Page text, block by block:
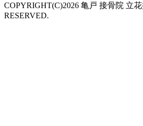
COPYRIGHT(C)2026 亀戸 接骨院 立
RESERVED.